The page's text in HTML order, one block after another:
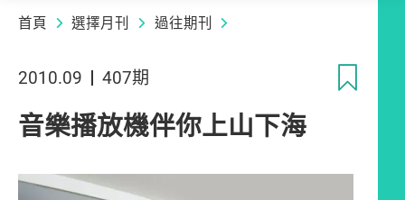
首頁 選擇月刊 過往期刊
2010.09 407期
音樂播放機伴你上山下海